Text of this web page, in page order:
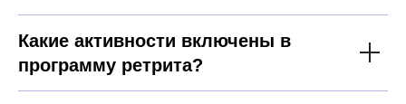
Какие активности включены в
программу ретрита?